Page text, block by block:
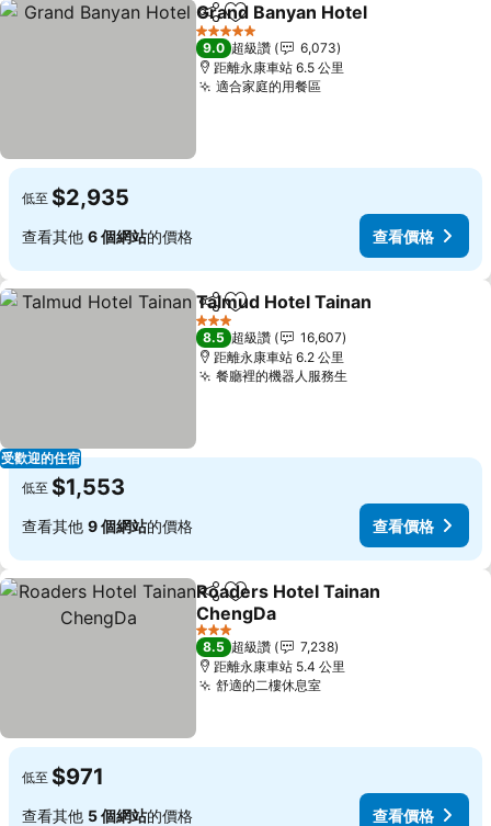
分享 加入我的最愛
Grand Banyan Hotel
5 星級
9.0 超級讚
6,073
距離永康車站 6.5 公里
適合家庭的用餐區
低至 $2,935
查看其他 6 個網站的價格 查看價格
受歡迎的住宿
分享 加入我的最愛
Talmud Hotel Tainan
3 星級
8.5 超級讚
16,607
距離永康車站 6.2 公里
餐廳裡的機器人服務生
低至 $1,553
查看其他 9 個網站的價格 查看價格
分享 加入我的最愛
Roaders Hotel Tainan
ChengDa
3 星級
8.5 超級讚
7,238
距離永康車站 5.4 公里
舒適的二樓休息室
低至 $971
查看其他 5 個網站的價格 查看價格